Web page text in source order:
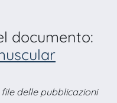
documento:
delle pubblicazioni